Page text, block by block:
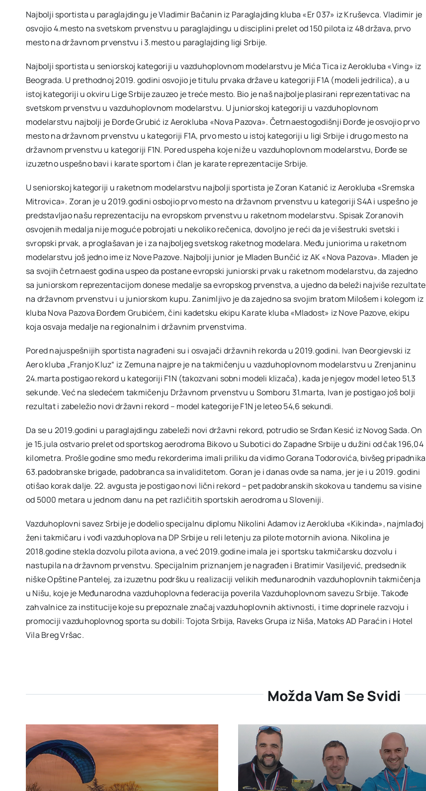
Najbolji sportista u paraglajdingu je Vladimir Bačanin iz Paraglajding kluba «Er 037» iz Kruševca. Vladimir je
osvojio 4.mesto na svetskom prvenstvu u paraglajdingu u disciplini prelet od 150 pilota iz 48 država, prvo
mesto na državnom prvenstvu i 3.mesto u paraglajding ligi Srbije.
Najbolji sportista u seniorskoj kategoriji u vazduhoplovnom modelarstvu je Mića Tica iz Aerokluba «Ving» iz
Beograda. U prethodnoj 2019. godini osvojio je titulu prvaka države u kategoriji F1A (modeli jedrilica), a u
istoj kategoriji u okviru Lige Srbije zauzeo je treće mesto. Bio je naš najbolje plasirani reprezentativac na
svetskom prvenstvu u vazduhoplovnom modelarstvu. U juniorskoj kategoriji u vazduhoplovnom
modelarstvu najbolji je Đorđe Grubić iz Aerokluba «Nova Pazova». Četrnaestogodišnji Đorđe je osvojio prvo
mesto na državnom prvenstvu u kategoriji F1A, prvo mesto u istoj kategoriji u ligi Srbije i drugo mesto na
državnom prvenstvu u kategoriji F1N. Pored uspeha koje niže u vazduhoplovnom modelarstvu, Đorđe se
izuzetno uspešno bavi i karate sportom i član je karate reprezentacije Srbije.
U seniorskoj kategoriji u raketnom modelarstvu najbolji sportista je Zoran Katanić iz Aerokluba «Sremska
Mitrovica». Zoran je u 2019.godini osbojio prvo mesto na državnom prvenstvu u kategoriji S4A i uspešno je
predstavljao našu reprezentaciju na evropskom prvenstvu u raketnom modelarstvu. Spisak Zoranovih
osvojenih medalja nije moguće pobrojati u nekoliko rečenica, dovoljno je reći da je višestruki svetski i
svropski prvak, a proglašavan je i za najboljeg svetskog raketnog modelara. Među juniorima u raketnom
modelarstvu još jedno ime iz Nove Pazove. Najbolji junior je Mladen Bunčić iz AK «Nova Pazova». Mladen je
sa svojih četrnaest godina uspeo da postane evropski juniorski prvak u raketnom modelarstvu, da zajedno
sa juniorskom reprezentacijom donese medalje sa evropskog prvenstva, a ujedno da beleži najviše rezultate
na državnom prvenstvu i u juniorskom kupu. Zanimljivo je da zajedno sa svojim bratom Milošem i kolegom iz
kluba Nova Pazova Đorđem Grubićem, čini kadetsku ekipu Karate kluba «Mladost» iz Nove Pazove, ekipu
koja osvaja medalje na regionalnim i državnim prvenstvima.
Pored najuspešnijih sportista nagrađeni su i osvajači državnih rekorda u 2019.godini. Ivan Đeorgievski iz
Aero kluba „Franjo Kluz“ iz Zemuna najpre je na takmičenju u vazduhoplovnom modelarstvu u Zrenjaninu
24.marta postigao rekord u kategoriji F1N (takozvani sobni modeli klizača), kada je njegov model leteo 51,3
sekunde. Već na sledećem takmičenju Državnom prvenstvu u Somboru 31.marta, Ivan je postigao još bolji
rezultat i zabeležio novi državni rekord – model kategorije F1N je leteo 54,6 sekundi.
Da se u 2019.godini u paraglajdingu zabeleži novi državni rekord, potrudio se Srđan Kesić iz Novog Sada. On
je 15.jula ostvario prelet od sportskog aerodroma Bikovo u Subotici do Zapadne Srbije u dužini od čak 196,04
kilometra. Prošle godine smo među rekorderima imali priliku da vidimo Gorana Todorovića, bivšeg pripadnika
63.padobranske brigade, padobranca sa invaliditetom. Goran je i danas ovde sa nama, jer je i u 2019. godini
otišao korak dalje. 22. avgusta je postigao novi lični rekord – pet padobranskih skokova u tandemu sa visine
od 5000 metara u jednom danu na pet različitih sportskih aerodroma u Sloveniji.
Vazduhoplovni savez Srbije je dodelio specijalnu diplomu Nikolini Adamov iz Aerokluba «Kikinda», najmlađoj
ženi takmičaru i vođi vazduhoplova na DP Srbije u reli letenju za pilote motornih aviona. Nikolina je
2018.godine stekla dozvolu pilota aviona, a već 2019.godine imala je i sportsku takmičarsku dozvolu i
nastupila na državnom prvenstvu. Specijalnim priznanjem je nagrađen i Bratimir Vasiljević, predsednik
niške Opštine Pantelej, za izuzetnu podršku u realizaciji velikih međunarodnih vazduhoplovnih takmičenja
u Nišu, koje je Međunarodna vazduhoplovna federacija poverila Vazduhoplovnom savezu Srbije. Takođe
zahvalnice za institucije koje su prepoznale značaj vazduhoplovnih aktivnosti, i time doprinele razvoju i
promociji vazduhoplovnog sporta su dobili: Tojota Srbija, Raveks Grupa iz Niša, Matoks AD Paraćin i Hotel
Vila Breg Vršac.
Možda Vam Se Svidi